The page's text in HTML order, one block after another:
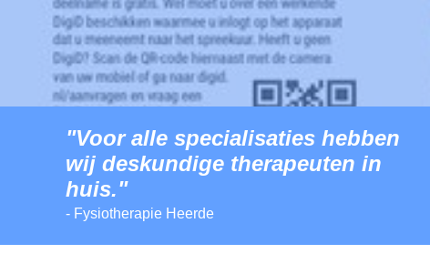
"Voor alle specialisaties hebben
wij deskundige therapeuten in
huis."
- Fysiotherapie Heerde